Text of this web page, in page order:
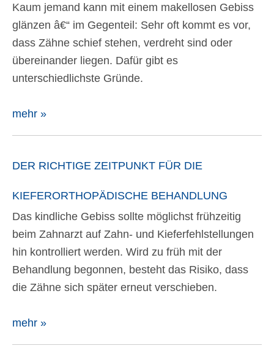
Kaum jemand kann mit einem makellosen Gebiss
glänzen â€“ im Gegenteil: Sehr oft kommt es vor,
dass Zähne schief stehen, verdreht sind oder
übereinander liegen. Dafür gibt es
unterschiedlichste Gründe.
mehr »
DER RICHTIGE ZEITPUNKT FÜR DIE
KIEFERORTHOPÄDISCHE BEHANDLUNG
Das kindliche Gebiss sollte möglichst frühzeitig
beim Zahnarzt auf Zahn- und Kieferfehlstellungen
hin kontrolliert werden. Wird zu früh mit der
Behandlung begonnen, besteht das Risiko, dass
die Zähne sich später erneut verschieben.
mehr »